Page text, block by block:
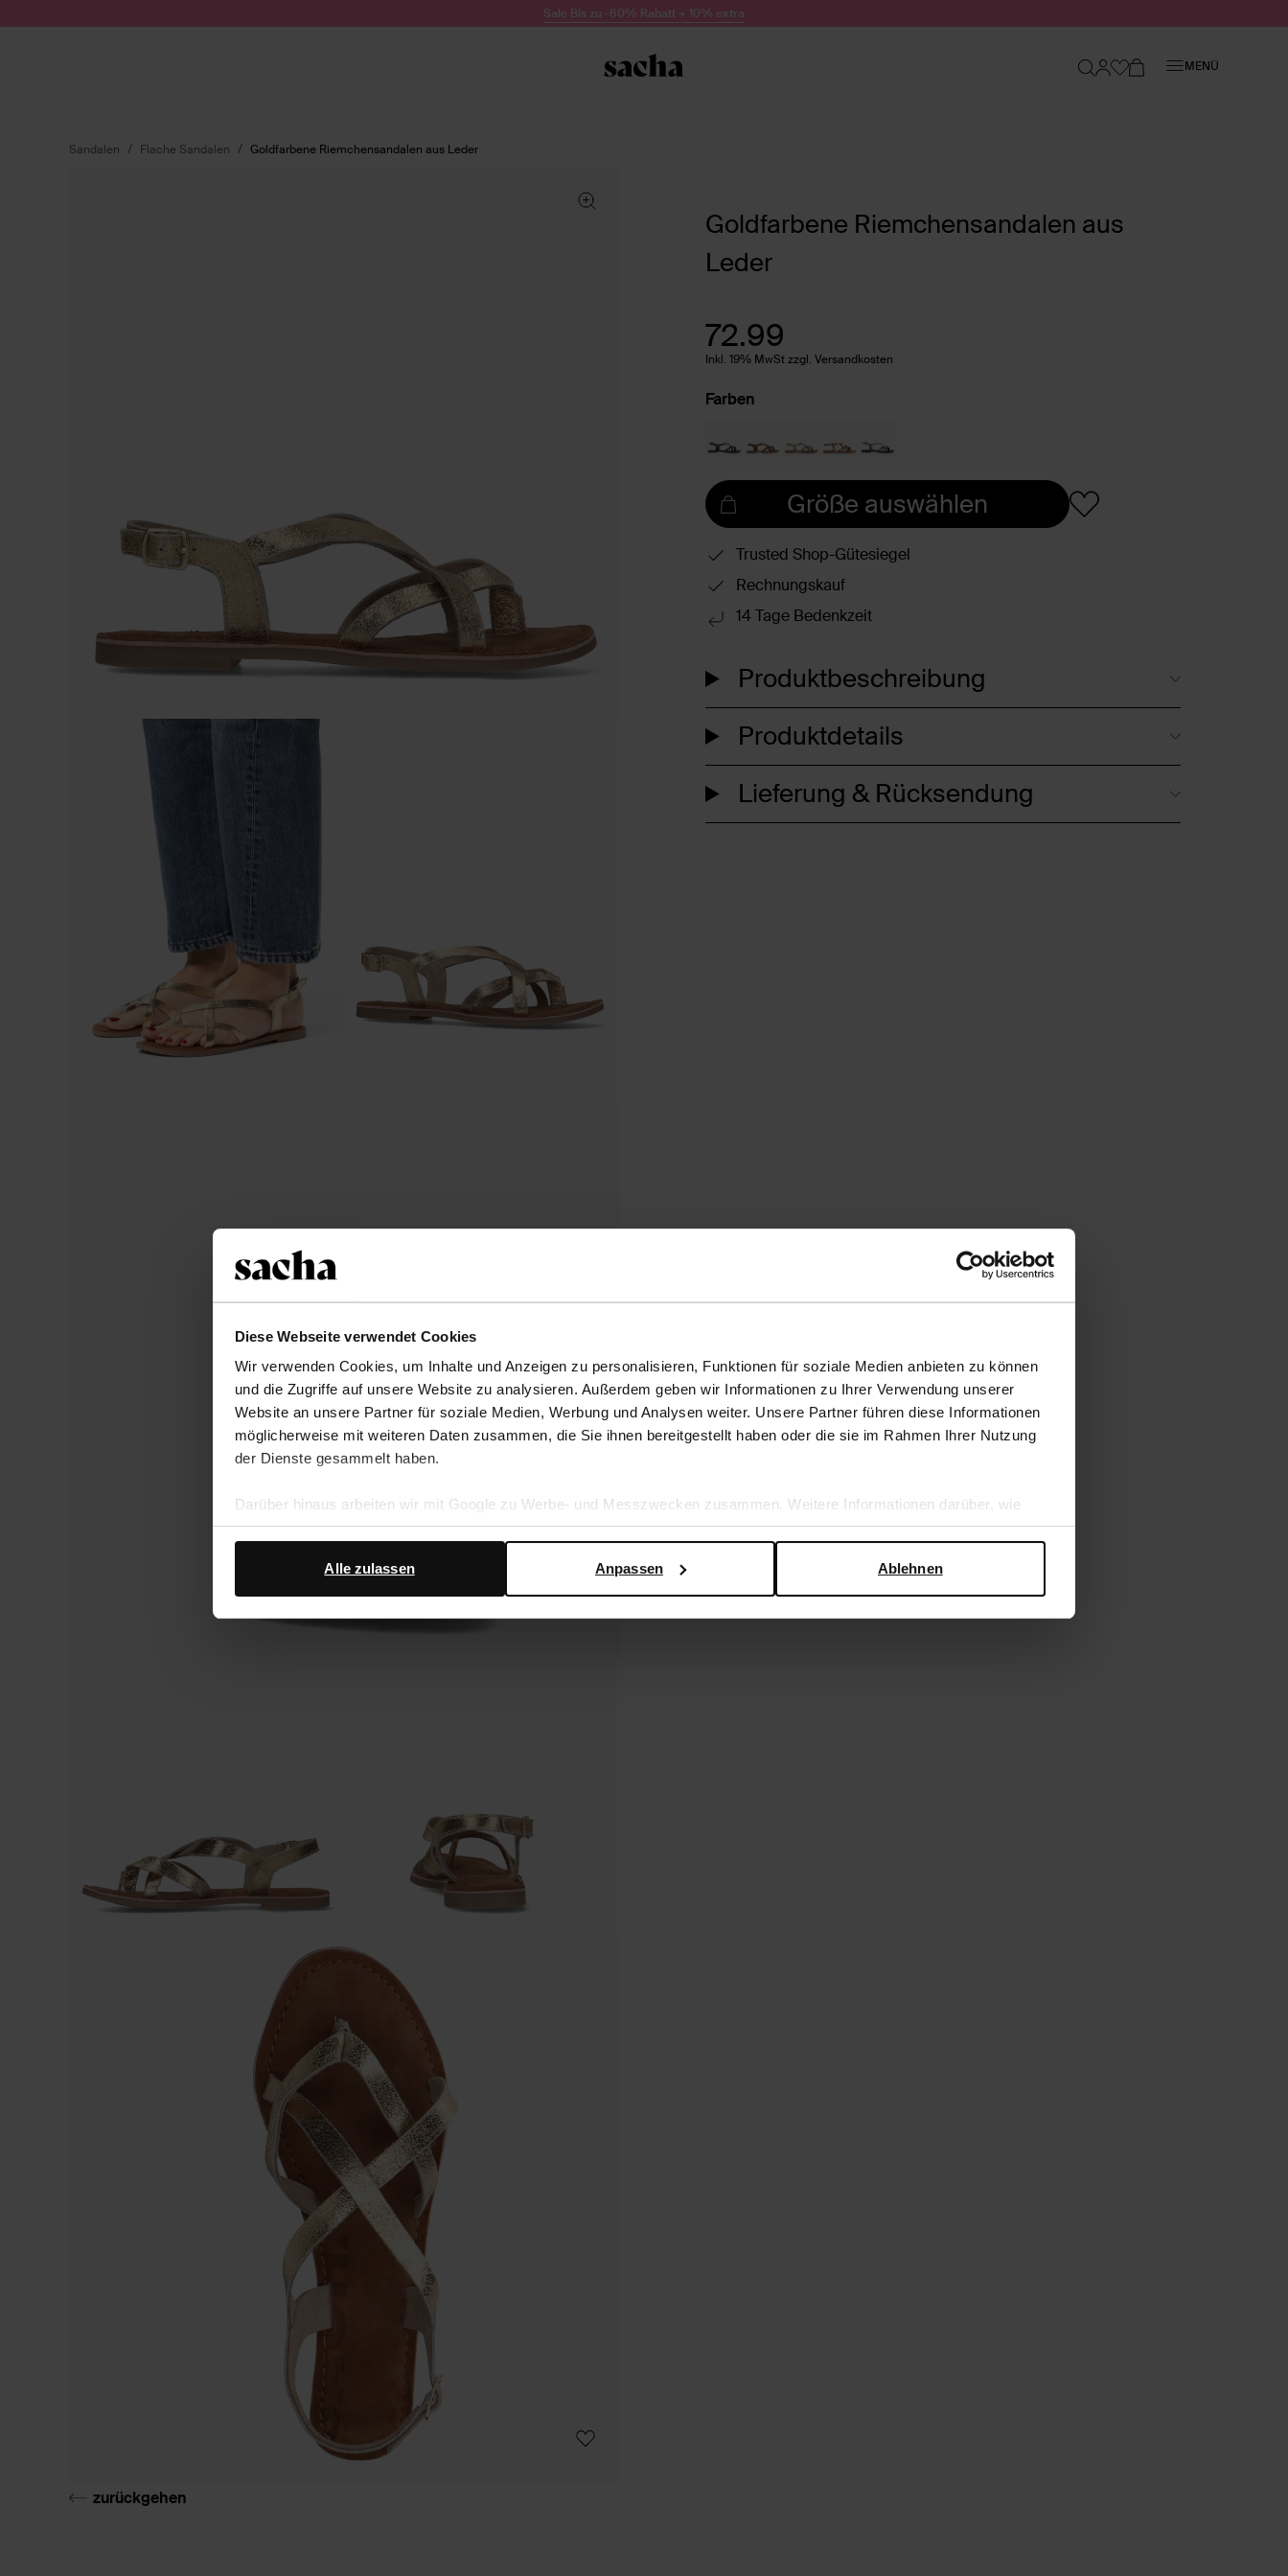
Diese Webseite verwendet Cookies
Wir verwenden Cookies, um Inhalte und Anzeigen zu personalisieren, Funktionen für soziale Medien anbieten zu können
und die Zugriffe auf unsere Website zu analysieren. Außerdem geben wir Informationen zu Ihrer Verwendung unserer
Website an unsere Partner für soziale Medien, Werbung und Analysen weiter. Unsere Partner führen diese Informationen
möglicherweise mit weiteren Daten zusammen, die Sie ihnen bereitgestellt haben oder die sie im Rahmen Ihrer Nutzung
der Dienste gesammelt haben.
Darüber hinaus arbeiten wir mit Google zu Werbe- und Messzwecken zusammen. Weitere Informationen darüber, wie
Google Ihre personenbezogenen Daten verwendet, finden Sie auf derSeite zur geschäftlichen Sicherheit und zum
Ablehnen
Anpassen
Alle zulassen
Sale Bis zu -60% Rabatt + 10% extra
MENÜ
Sandalen Flache Sandalen Goldfarbene Riemchensandalen aus Leder
Goldfarbene Riemchensandalen aus
Leder
72.99
Inkl. 19% MwSt zzgl. Versandkosten
Farben
Größe auswählen
Trusted Shop-Gütesiegel
Rechnungskauf
14 Tage Bedenkzeit
Produktbeschreibung
Produktdetails
Lieferung & Rücksendung
zurückgehen